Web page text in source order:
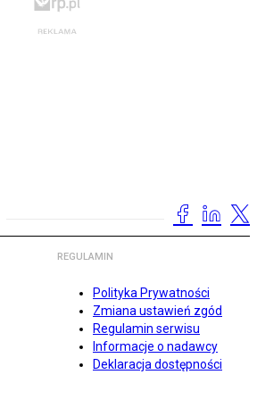
REGULAMIN
Polityka Prywatności
Zmiana ustawień zgód
Regulamin serwisu
Informacje o nadawcy
Deklaracja dostępności